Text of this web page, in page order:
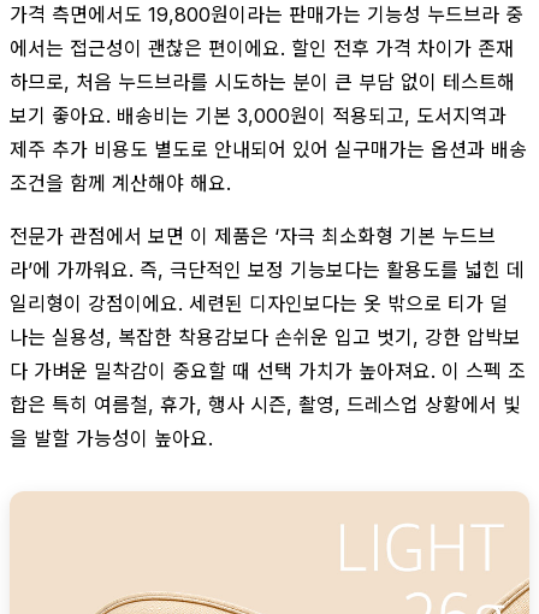
가격 측면에서도 19,800원이라는 판매가는 기능성 누드브라 중
에서는 접근성이 괜찮은 편이에요. 할인 전후 가격 차이가 존재
하므로, 처음 누드브라를 시도하는 분이 큰 부담 없이 테스트해
보기 좋아요. 배송비는 기본 3,000원이 적용되고, 도서지역과
제주 추가 비용도 별도로 안내되어 있어 실구매가는 옵션과 배송
조건을 함께 계산해야 해요.
전문가 관점에서 보면 이 제품은 ‘자극 최소화형 기본 누드브
라’에 가까워요. 즉, 극단적인 보정 기능보다는 활용도를 넓힌 데
일리형이 강점이에요. 세련된 디자인보다는 옷 밖으로 티가 덜
나는 실용성, 복잡한 착용감보다 손쉬운 입고 벗기, 강한 압박보
다 가벼운 밀착감이 중요할 때 선택 가치가 높아져요. 이 스펙 조
합은 특히 여름철, 휴가, 행사 시즌, 촬영, 드레스업 상황에서 빛
을 발할 가능성이 높아요.